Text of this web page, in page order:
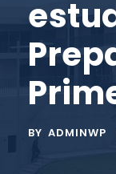
BY ADMINWP